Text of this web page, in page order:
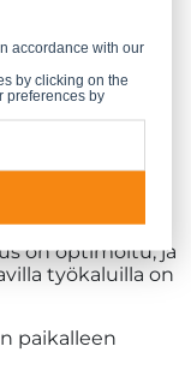
pienen
teknologiaa,
on optimoitu, ja
työkaluilla on
paikalleen
accordance with our
by clicking on the
preferences by